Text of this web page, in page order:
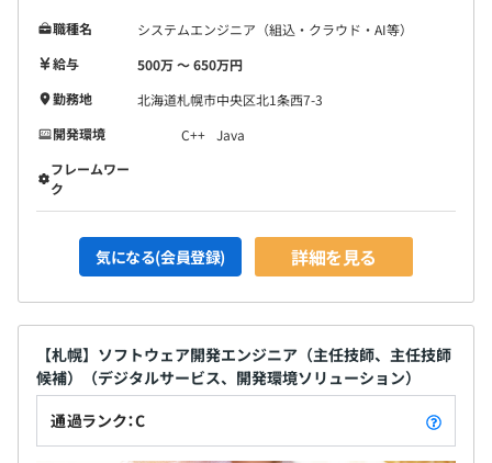
職種名
システムエンジニア（組込・クラウド・AI等）
給与
500万 〜 650万円
勤務地
北海道札幌市中央区北1条西7-3
開発環境
C++ Java
フレームワー
ク
気になる(会員登録) 詳細を見る
【札幌】ソフトウェア開発エンジニア（主任技師、主任技師
候補）（デジタルサービス、開発環境ソリューション）
通過ランク：C